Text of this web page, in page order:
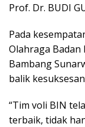
Prof. Dr. BUDI
Pada
Olahraga Badan
Bambang
balik
“Tim voli BIN
terbaik, tidak